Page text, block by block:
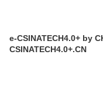
e-CSINATECH4.0+ by
CSINATECH4.0+.CN